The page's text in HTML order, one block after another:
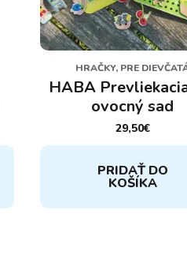
HRAČKY, PRE
HABA
ovocný sad
29,50€
PRIDAŤ DO
KOŠÍKA